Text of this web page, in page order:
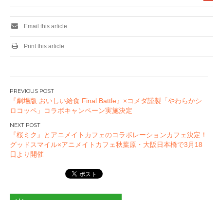
Email this article
Print this article
投
稿
ナ
ビ
ゲ
ー
ン
『劇場版 おいしい給食 Final Battle』×コメダ謹製「やわらかシ
ロコッペ」コラボキャンペーン実施決定
『桜ミク』とアニメイトカフェのコラボレーションカフェ決定！
グッドスマイル×アニメイトカフェ秋葉原・大阪日本橋で3月18
日より開催